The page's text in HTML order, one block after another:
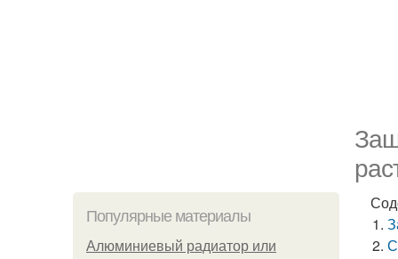
Популярные материалы
Алюминиевый радиатор или